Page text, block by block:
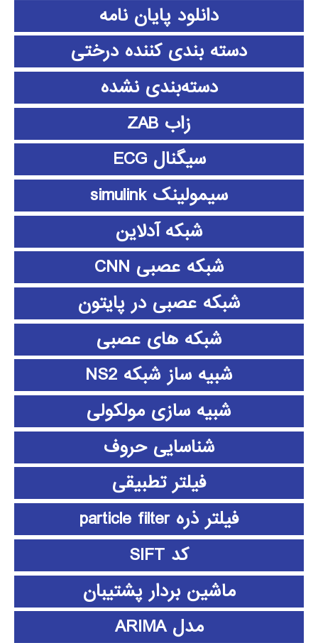
دانلود پايان نامه
دسته بندی کننده درختی
دسته‌بندی نشده
زاب ZAB
سیگنال ECG
سیمولینک simulink
شبکه آدلاین
شبکه عصبی CNN
شبکه عصبی در پایتون
شبکه های عصبی
شبیه ساز شبکه NS2
شبیه سازی مولکولی
شناسایی حروف
فیلتر تطبیقی
فیلتر ذره particle filter
کد SIFT
ماشین بردار پشتیبان
مدل ARIMA